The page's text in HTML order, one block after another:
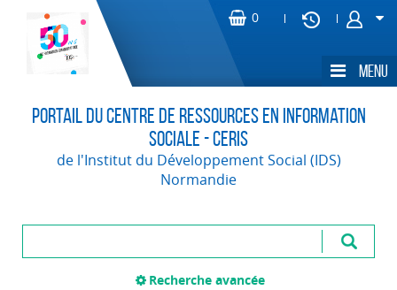
Portail du Centre de Ressources en Information
Sociale - CERIS
de l'Institut du Développement Social (IDS)
Normandie
Recherche avancée